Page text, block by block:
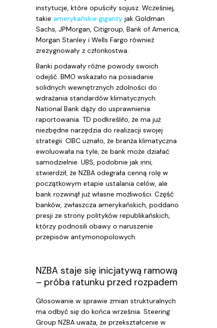
instytucje, które opuściły sojusz. Wcześniej,
takie amerykańskie giganty jak Goldman
Sachs, JPMorgan, Citigroup, Bank of America,
Morgan Stanley i Wells Fargo również
zrezygnowały z członkostwa.
Banki podawały różne powody swoich
odejść. BMO wskazało na posiadanie
solidnych wewnętrznych zdolności do
wdrażania standardów klimatycznych.
National Bank dąży do usprawnienia
raportowania. TD podkreśliło, że ma już
niezbędne narzędzia do realizacji swojej
strategii. CIBC uznało, że branża klimatyczna
ewoluowała na tyle, że bank może działać
samodzielnie. UBS, podobnie jak inni,
stwierdził, że NZBA odegrała cenną rolę w
początkowym etapie ustalania celów, ale
bank rozwinął już własne możliwości. Część
banków, zwłaszcza amerykańskich, poddano
presji ze strony polityków republikańskich,
którzy podnosili obawy o naruszenie
przepisów antymonopolowych.
NZBA staje się inicjatywą ramową
– próba ratunku przed rozpadem
Głosowanie w sprawie zmian strukturalnych
ma odbyć się do końca września. Steering
Group NZBA uważa, że przekształcenie w